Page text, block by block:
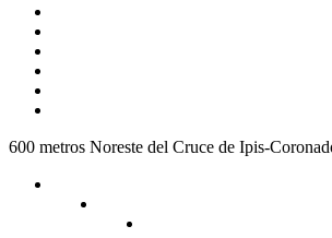
600 metros Noreste del Cruce de Ipis-